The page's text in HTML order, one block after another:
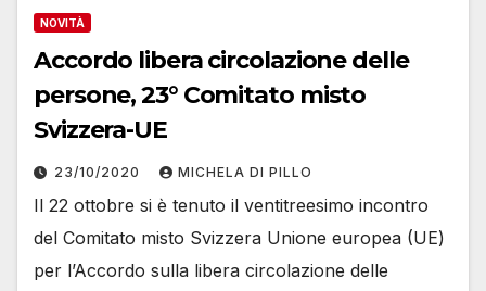
NOVITÀ
Accordo libera circolazione delle
persone, 23° Comitato misto
Svizzera-UE
23/10/2020 MICHELA DI PILLO
Il 22 ottobre si è tenuto il ventitreesimo incontro
del Comitato misto Svizzera Unione europea (UE)
per l’Accordo sulla libera circolazione delle